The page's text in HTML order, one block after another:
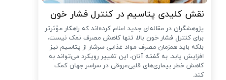
نقش کلیدی پتاسیم در کنترل فشار خون
پژوهشگران در مقاله‌ای جدید اعلام کرده‌اند که راهکار مؤثرتر
برای کنترل فشار خون بالا، تنها کاهش مصرف نمک نیست،
بلکه باید همزمان مصرف مواد غذایی سرشار از پتاسیم نیز
افزایش یابد. به گفته آنان، این تغییر رویکرد می‌تواند به
کاهش خطر بیماری‌های قلبی‌عروقی در سراسر جهان کمک
کند.